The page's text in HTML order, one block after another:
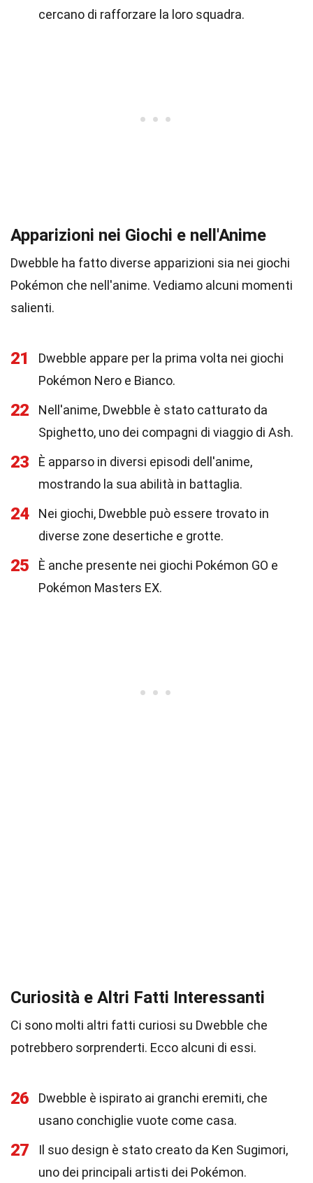
cercano di rafforzare la loro squadra.
Apparizioni nei Giochi e nell'Anime
Dwebble ha fatto diverse apparizioni sia nei giochi
Pokémon che nell'anime. Vediamo alcuni momenti
salienti.
21
Dwebble appare per la prima volta nei giochi
Pokémon Nero e Bianco.
22
Nell'anime, Dwebble è stato catturato da
Spighetto, uno dei compagni di viaggio di Ash.
23
È apparso in diversi episodi dell'anime,
mostrando la sua abilità in battaglia.
24
Nei giochi, Dwebble può essere trovato in
diverse zone desertiche e grotte.
25
È anche presente nei giochi Pokémon GO e
Pokémon Masters EX.
Curiosità e Altri Fatti Interessanti
Ci sono molti altri fatti curiosi su Dwebble che
potrebbero sorprenderti. Ecco alcuni di essi.
26
Dwebble è ispirato ai granchi eremiti, che
usano conchiglie vuote come casa.
27
Il suo design è stato creato da Ken Sugimori,
uno dei principali artisti dei Pokémon.